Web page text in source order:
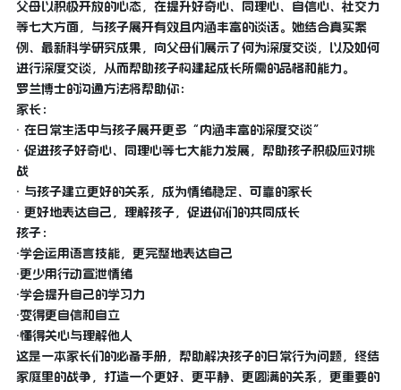
父母以积极开放的心态，在提升好奇心、同理心、自信心、社交力
等七大方面，与孩子展开有效且内涵丰富的谈话。她结合真实案
例、最新科学研究成果，向父母们展示了何为深度交谈，以及如何
进行深度交谈，从而帮助孩子构建起成长所需的品格和能力。
罗兰博士的沟通方法将帮助你：
家长：
· 在日常生活中与孩子展开更多“内涵丰富的深度交谈”
· 促进孩子好奇心、同理心等七大能力发展，帮助孩子积极应对挑
战
· 与孩子建立更好的关系，成为情绪稳定、可靠的家长
· 更好地表达自己，理解孩子，促进你们的共同成长
孩子：
·学会运用语言技能，更完整地表达自己
·更少用行动宣泄情绪
·学会提升自己的学习力
·变得更自信和自立
·懂得关心与理解他人
这是一本家长们的必备手册，帮助解决孩子的日常行为问题，终结
家庭里的战争，打造一个更好、更平静、更圆满的关系，更重要的